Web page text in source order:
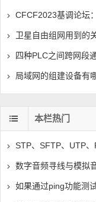
CFCF2023基调论坛：大模型、全光网加速
卫星自由组网用到的关
四种PLC之间跨网段通讯的
局域网的组建设备有
本栏热门
STP、SFTP、UTP、FTP、ASTP
数字音频寻线与模拟音频寻线
如果通过ping功能测试网络